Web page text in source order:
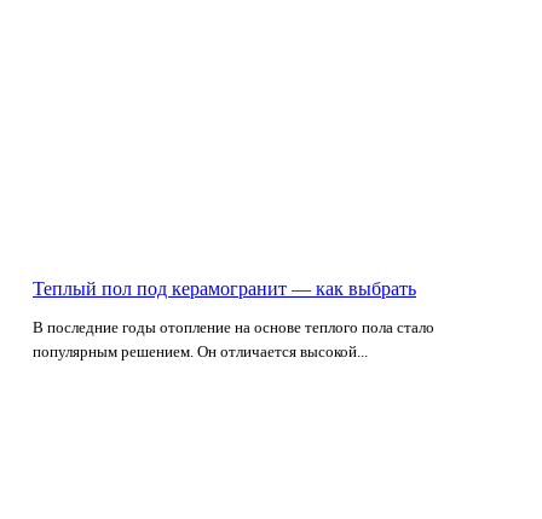
Теплый пол под керамогранит — как выбрать
В последние годы отопление на основе теплого пола стало
популярным решением. Он отличается высокой...